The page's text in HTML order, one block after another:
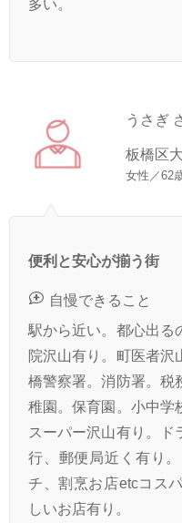
多い。
うさぎ
板橋区
女性／62
便利と安心が揃う街
自慢できること
駅から近い。都心出る
院沢山有り。町医者沢
橋警察署。消防署。税
稚園。保育園。小中学
スーパー沢山有り。ド
行、郵便局近く有り
チ、割烹お店etcコス
しいお店有り。